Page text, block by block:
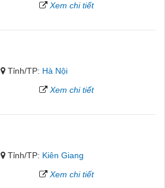
Xem chi tiết
Tỉnh/TP: Hà Nội
Xem chi tiết
Tỉnh/TP: Kiên Giang
Xem chi tiết